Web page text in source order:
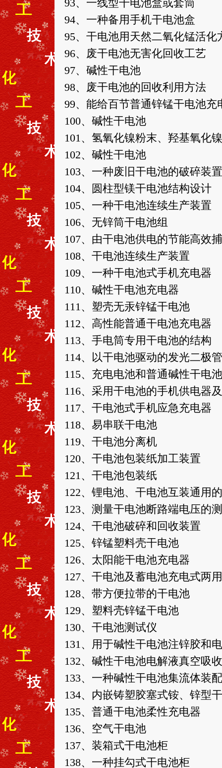
93、一线型干电池盒或套筒
94、一种备用手机干电池盒
95、干电池用天然二氧化锰活化
96、废干电池无害化回收工艺
97、碱性干电池
98、废干电池的回收利用方法
99、能给百节普通锌锰干电池
100、碱性干电池
101、氢氧化镍粉末、羟基氧化
102、碱性干电池
103、一种废旧干电池的破碎装置
104、圆柱型镁干电池结构设计
105、一种干电池连续生产装置
106、无锌筒干电池组
107、由干电池供电的节能高效
108、干电池连续生产装置
109、一种干电池式手机充电器
110、碱性干电池充电器
111、塑壳无汞锌锰干电池
112、高性能普通干电池充电器
113、手电筒专用干电池的结构
114、以干电池驱动的发光二极
115、充电电池和普通碱性干电
116、采用干电池的手机供电器
117、干电池式手机应急充电器
118、易串联干电池
119、干电池分离机
120、干电池包装纸加工装置
121、干电池包装纸
122、锂电池、干电池互装通用
123、测量干电池断路端电压的
124、干电池破碎和回收装置
125、锌锰塑料壳干电池
126、太阳能干电池充电器
127、干电池及蓄电池充电式两
128、带方便拉带的干电池
129、塑料壳锌锰干电池
130、干电池测试仪
131、用于碱性干电池注锌胶和
132、碱性干电池电解液真空吸
133、一种碱性干电池集流体装
134、内嵌铸塑胶塞式铵、锌型
135、普通干电池柔性充电器
136、空气干电池
137、装箱式干电池柜
138、一种挂勾式干电池柜